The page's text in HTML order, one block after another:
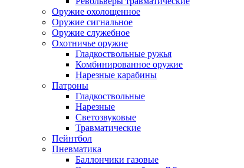
Оружие охолощенное
Оружие сигнальное
Оружие служебное
Охотничье оружие
Гладкоствольные ружья
Комбинированное оружие
Нарезные карабины
Патроны
Гладкоствольные
Нарезные
Светозвуковые
Травматические
Пейнтбол
Пневматика
Баллончики газовые